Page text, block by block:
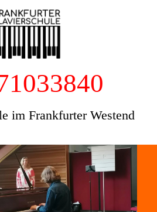
im Frankfurter Westend